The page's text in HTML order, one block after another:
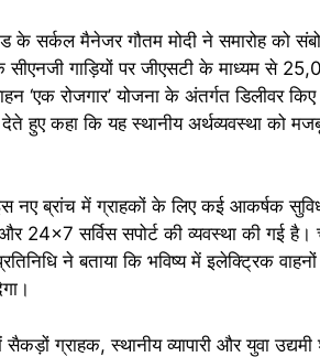
के सर्कल मैनेजर गौतम मोदी ने समारोह को
सीएनजी गाड़ियों पर जीएसटी के
‘एक रोजगार’ योजना के अंतर्गत डिलीवर
हुए कहा कि यह स्थानीय अर्थव्यवस्था को
नए ब्रांच में ग्राहकों के लिए कई आकर्षक
24×7 सर्विस सपोर्ट की व्यवस्था की गई है।
ने बताया कि भविष्य में इलेक्ट्रिक
ग्राहक, स्थानीय व्यापारी और युवा